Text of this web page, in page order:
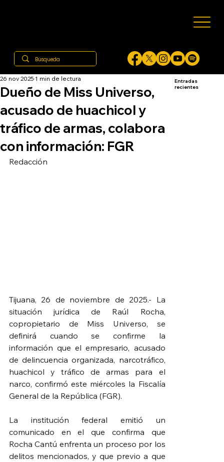
Dueño de Miss Universo,
acusado de huachicol y
tráfico de armas, colabora
con información: FGR
26 nov 2025 1 min de lectura
Redacción
Tijuana, 26 de noviembre de 2025.- La
situación jurídica de Raúl Rocha,
copropietario de Miss Universo, se
definirá cuando se confirme la
información que el empresario, acusado
de delincuencia organizada, narcotráfico,
huachicol y tráfico de armas para el
narco, confirmó este miércoles la Fiscalía
General de la República (FGR).
La institución federal emitió un
comunicado en el que confirma que
Rocha Cantú enfrenta un proceso por los
delitos mencionados, y que previo a que
Entradas
recientes